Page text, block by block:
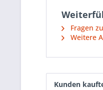
Fragen
Weitere
Kunden